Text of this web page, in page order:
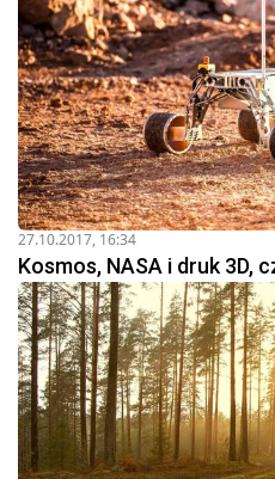
27.10.2017, 16:34
Kosmos, NASA i druk 3D,